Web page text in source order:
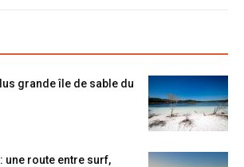
grande île de sable du
une route entre surf,